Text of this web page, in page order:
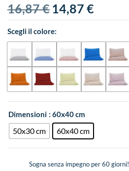
16,87€ 14,87 €
Scegli il colore:
Dimensioni : 60x40 cm
50x30 cm 60x40 cm
Sogna senza impegno per 60 giorni!